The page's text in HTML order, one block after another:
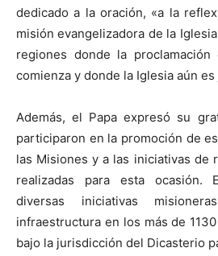
dedicado a la oración, «a la
misión evangelizadora de la
regiones donde la proclamación
comienza y donde la Iglesia aún es
Además, el Papa expresó su
participaron en la promoción de
las Misiones y a las iniciativas de
realizadas para esta ocasión.
diversas iniciativas
infraestructura en los más de
bajo la jurisdicción del Dicasterio